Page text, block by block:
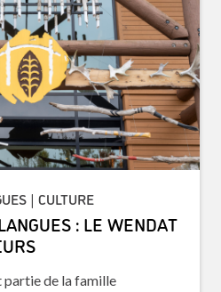
| CULTURE
: LE WENDAT
partie de la famille